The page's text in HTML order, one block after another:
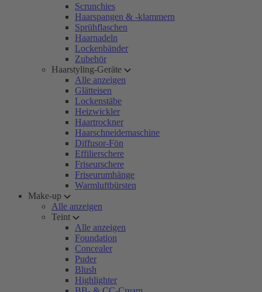
Scrunchies
Haarspangen & -klammern
Sprühflaschen
Haarnadeln
Lockenbänder
Zubehör
Haarstyling-Geräte
Alle anzeigen
Glätteisen
Lockenstäbe
Heizwickler
Haartrockner
Haarschneidemaschine
Diffusor-Fön
Effilierschere
Friseurschere
Friseurumhänge
Warmluftbürsten
Make-up
Alle anzeigen
Teint
Alle anzeigen
Foundation
Concealer
Puder
Blush
Highlighter